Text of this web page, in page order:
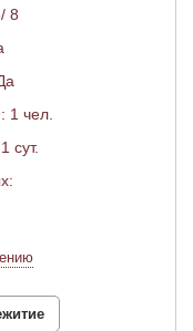
8
1 чел.
сут.